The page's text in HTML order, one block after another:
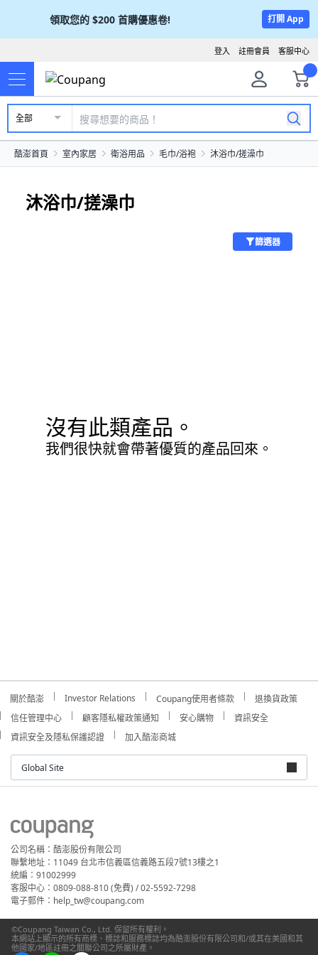
領取您的 $200 首購優惠卷! 打開 App
客服中心
註冊會員
登入
全部
酷澎首頁 室內家居 衛浴用品 毛巾/浴袍 沐浴巾/搓澡巾
沐浴巾/搓澡巾
篩選器
沒有此類產品。
我們很快就會帶著優質的產品回來。
關於酷澎 Investor Relations Coupang使用者條款
退換貨政策
信任管理中心
顧客隱私權政策通知 安心購物
資訊安全
資訊安全及隱私保護認證
加入酷澎商城
Global Site
公司名稱：酷澎股份有限公司
聯繫地址：11049 台北市信義區信義路五段7號13樓之1
統編：91002999
客服中心：0809-088-810 (免費) / 02-5592-7298
電子郵件：help_tw@coupang.com
©Coupang Taiwan Co., Ltd. 保留所有權利。
本網站上顯示的所有商標、標誌和服務標誌均為酷澎股份有限公司和/或其在美國和其
他國家/地區註冊之關聯公司之所屬財產。